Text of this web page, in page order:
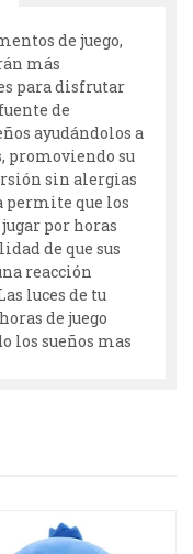
de juego,
más
para disfrutar
de
ayudándolos a
promoviendo su
sin alergias
permite que los
por horas
de que sus
reacción
luces de tu
de juego
los sueños mas